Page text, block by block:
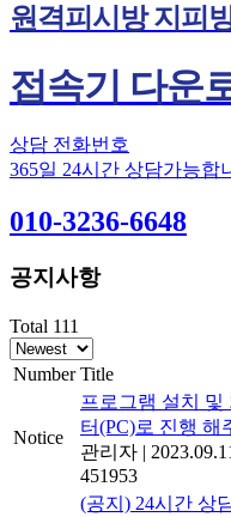
원격피시방 지피
접속기 다운
상담 전화번호
365일 24시간 상담가능합
010-3236-6648
공지사항
Total 111
Number Title
Notice
프로그램 설치 및
터(PC)로 진행 해
관리자 |
451953
(공지) 24시간 상